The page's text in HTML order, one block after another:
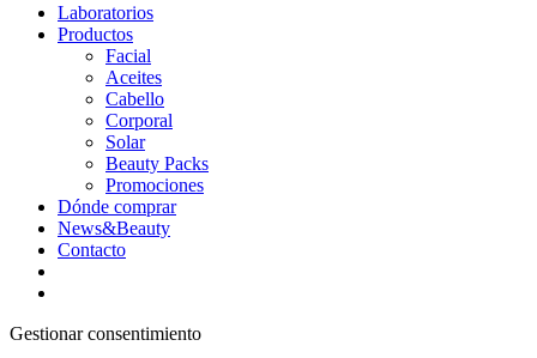
Laboratorios
Productos
Facial
Aceites
Cabello
Corporal
Solar
Beauty Packs
Promociones
Dónde comprar
News&Beauty
Contacto
Gestionar consentimiento